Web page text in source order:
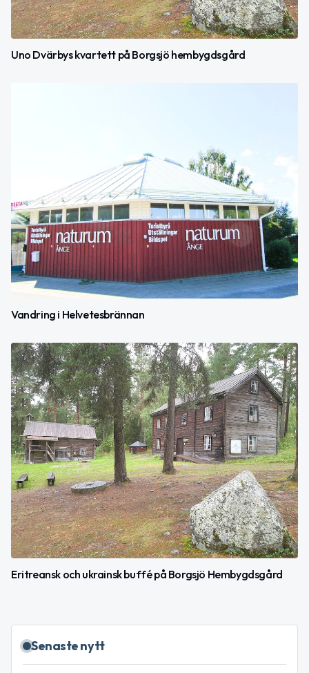
Uno Dvärbys kvartett på Borgsjö hembygdsgård
Vandring i Helvetesbrännan
Eritreansk och ukrainsk buffé på Borgsjö Hembygdsgård
Senaste nytt